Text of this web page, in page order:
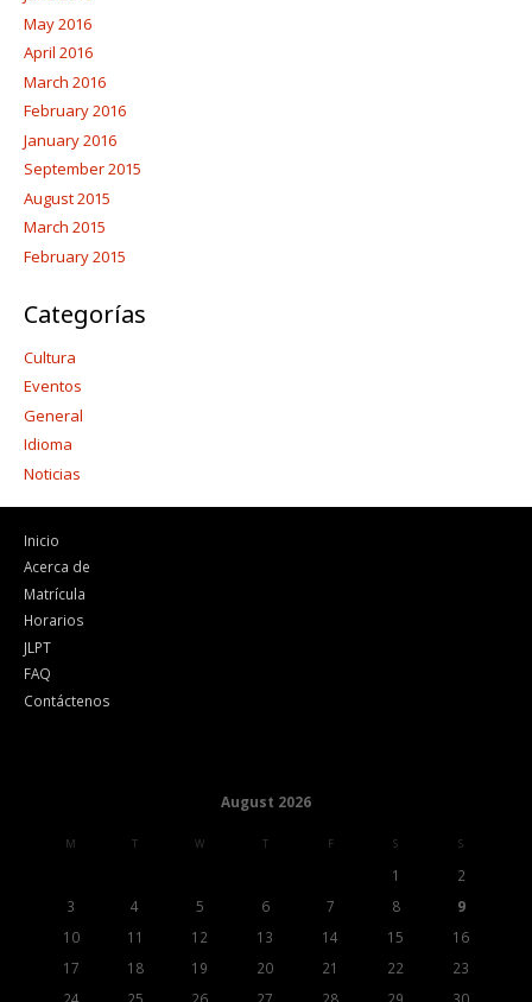
May 2016
April 2016
March 2016
February 2016
January 2016
September 2015
August 2015
March 2015
February 2015
Categorías
Cultura
Eventos
General
Idioma
Noticias
Inicio
Acerca de
Matrícula
Horarios
JLPT
FAQ
Contáctenos
August 2026
M T W T F S S
1
2
3
4 5 6 7 8
9
10
11 12 13 14 15
16
17
18 19 20 21 22
23